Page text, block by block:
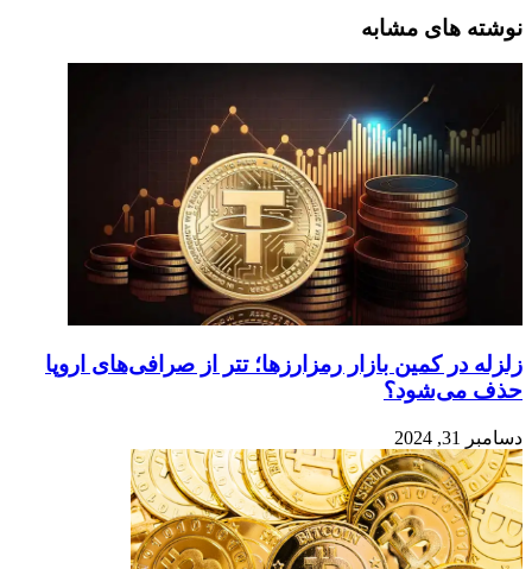
نوشته های مشابه
زلزله در کمین بازار رمزارزها؛ تتر از صرافی‌های اروپا
حذف می‌شود؟
دسامبر 31, 2024